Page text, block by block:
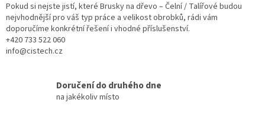
Pokud si nejste jistí, které Brusky na dřevo – Čelní / Talířové budou
nejvhodnější pro váš typ práce a velikost obrobků, rádi vám
doporučíme konkrétní řešení i vhodné příslušenství.
+420 733 522 060
info@cistech.cz
Doručení do druhého dne
na jakékoliv místo